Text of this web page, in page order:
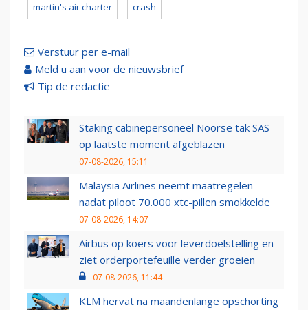
martin's air charter crash
Verstuur per e-mail
Meld u aan voor de nieuwsbrief
Tip de redactie
Staking cabinepersoneel Noorse tak SAS
op laatste moment afgeblazen
07-08-2026, 15:11
Malaysia Airlines neemt maatregelen
nadat piloot 70.000 xtc-pillen smokkelde
07-08-2026, 14:07
Airbus op koers voor leverdoelstelling en
ziet orderportefeuille verder groeien
07-08-2026, 11:44
KLM hervat na maandenlange opschorting